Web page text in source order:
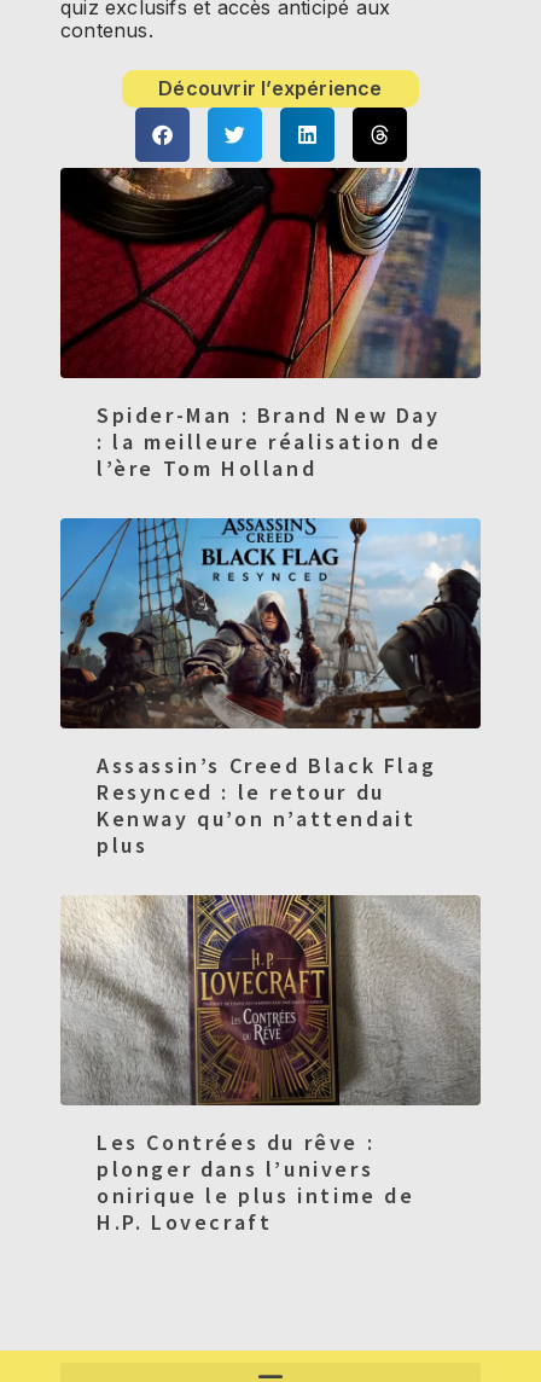
quiz exclusifs et accès anticipé aux
contenus.
Découvrir l’expérience
Spider-Man : Brand New Day
: la meilleure réalisation de
l’ère Tom Holland
Assassin’s Creed Black Flag
Resynced : le retour du
Kenway qu’on n’attendait
plus
Les Contrées du rêve :
plonger dans l’univers
onirique le plus intime de
H.P. Lovecraft